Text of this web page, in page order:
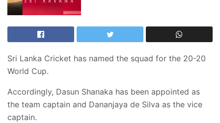
Sri Lanka Cricket has named the squad for the 20-20
World Cup.
Accordingly, Dasun Shanaka has been appointed as
the team captain and Dananjaya de Silva as the vice
captain.